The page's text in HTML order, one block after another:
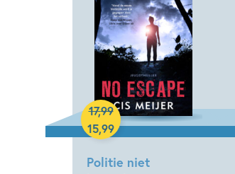
Politie niet
17,99
15,99
Hardcover